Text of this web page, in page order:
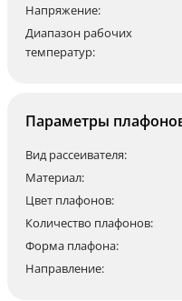
Напряжение:
Диапазон рабочих
температур:
Параметры
Вид рассеивателя:
Материал:
Цвет плафонов:
Количество плафонов:
Форма плафона:
Направление: